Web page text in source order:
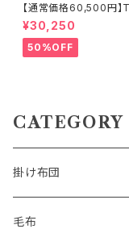
【通常価格60,500円】
体 羽毛ふとん ダウン
g 150×210cm
¥30,250
50%OFF
CATEGORY
掛け布団
羽毛掛け布団
毛布